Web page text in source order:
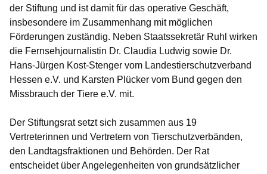
der Stiftung und ist damit für das operative Geschäft,
insbesondere im Zusammenhang mit möglichen
Förderungen zuständig. Neben Staatssekretär Ruhl wirken
die Fernsehjournalistin Dr. Claudia Ludwig sowie Dr.
Hans-Jürgen Kost-Stenger vom Landestierschutzverband
Hessen e.V. und Karsten Plücker vom Bund gegen den
Missbrauch der Tiere e.V. mit.
Der Stiftungsrat setzt sich zusammen aus 19
Vertreterinnen und Vertretern von Tierschutzverbänden,
den Landtagsfraktionen und Behörden. Der Rat
entscheidet über Angelegenheiten von grundsätzlicher